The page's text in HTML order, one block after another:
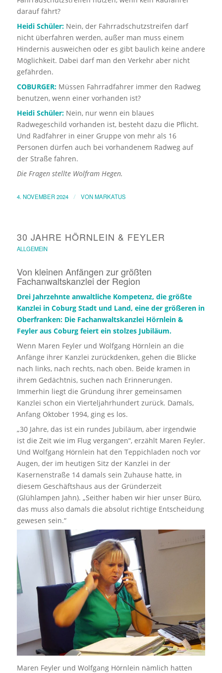
darauf fährt?
Heidi Schüler:Nein, der Fahrradschutzstreifen darf
nicht überfahren werden, außer man muss einem
Hindernis ausweichen oder es gibt baulich keine andere
Möglichkeit. Dabei darf man den Verkehr aber nicht
gefährden.
COBURGER:Müssen Fahrradfahrer immer den Radweg
benutzen, wenn einer vorhanden ist?
Heidi Schüler:Nein, nur wenn ein blaues
Radwegeschild vorhanden ist, besteht dazu die Pflicht.
Und Radfahrer in einer Gruppe von mehr als 16
Personen dürfen auch bei vorhandenem Radweg auf
der Straße fahren.
Die Fragen stellte Wolfram Hegen.
4. NOVEMBER 2024 / VONMARKATUS
30 JAHRE HÖRNLEIN & FEYLER
ALLGEMEIN
Von kleinen Anfängen zur größten
Fachanwaltskanzlei der Region
Drei Jahrzehnte anwaltliche Kompetenz, die größte
Kanzlei in Coburg Stadt und Land, eine der größeren in
Oberfranken: Die Fachanwaltskanzlei Hörnlein &
Feyler aus Coburg feiert ein stolzes Jubiläum.
Wenn Maren Feyler und Wolfgang Hörnlein an die
Anfänge ihrer Kanzlei zurückdenken, gehen die Blicke
nach links, nach rechts, nach oben. Beide kramen in
ihrem Gedächtnis, suchen nach Erinnerungen.
Immerhin liegt die Gründung ihrer gemeinsamen
Kanzlei schon ein Vierteljahrhundert zurück. Damals,
Anfang Oktober 1994, ging es los.
„30 Jahre, das ist ein rundes Jubiläum, aber irgendwie
ist die Zeit wie im Flug vergangen“, erzählt Maren Feyler.
Und Wolfgang Hörnlein hat den Teppichladen noch vor
Augen, der im heutigen Sitz der Kanzlei in der
Kasernenstraße 14 damals sein Zuhause hatte, in
diesem Geschäftshaus aus der Gründerzeit
(Glühlampen Jahn). „Seither haben wir hier unser Büro,
das muss also damals die absolut richtige Entscheidung
gewesen sein.“
Maren Feyler und Wolfgang Hörnlein nämlich hatten